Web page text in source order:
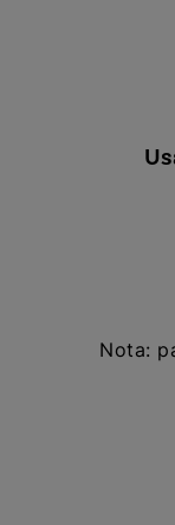
Nota: